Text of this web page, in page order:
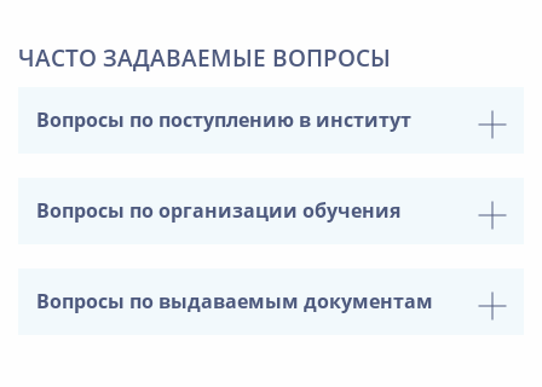
ЧАСТО ЗАДАВАЕМЫЕ ВОПРОСЫ
Вопросы по поступлению в институт
Вопросы по организации обучения
Вопросы по выдаваемым документам